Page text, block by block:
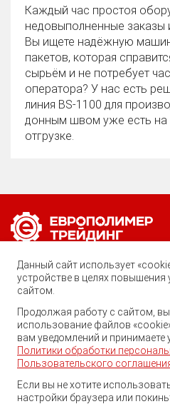
Вам.
Вас
Каждый час простоя
недовыполненные заказы
Вы ищете надёжную
пакетов, которая
сырьём и не потребует
оператора? У нас есть
линия BS‑1100 для
донным швом уже есть на
отгрузке.
Позвоните нам по любому
8 (800) 222-40-61
Ростов-на-Дону, ул. Вавилова, 59
trade@ep-group.ru
© 2010-2024.
Данный сайт использует
устройстве в целях повышения
сайтом.
Продолжая работу с сайтом, вы
использование файлов
вам уведомлений и принимаете
Политики обработки
Пользовательского
Если вы не хотите
настройки браузера или